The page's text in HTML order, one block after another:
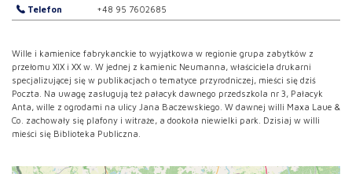
Telefon +48 95 7602685
Wille i kamienice fabrykanckie to wyjątkowa w regionie grupa zabytków z
przełomu XIX i XX w. W jednej z kamienic Neumanna, właściciela drukarni
specjalizującej się w publikacjach o tematyce przyrodniczej, mieści się dziś
Poczta. Na uwagę zasługują też pałacyk dawnego przedszkola nr 3, Pałacyk
Anta, wille z ogrodami na ulicy Jana Baczewskiego. W dawnej willi Maxa Laue &
Co. zachowały się plafony i witraże, a dookoła niewielki park. Dzisiaj w willi
mieści się Biblioteka Publiczna.